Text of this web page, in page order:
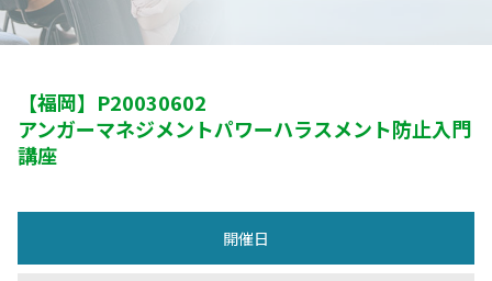
【福岡】 P20030602
アンガーマネジメントパワーハラスメント防止入門
講座
開催日